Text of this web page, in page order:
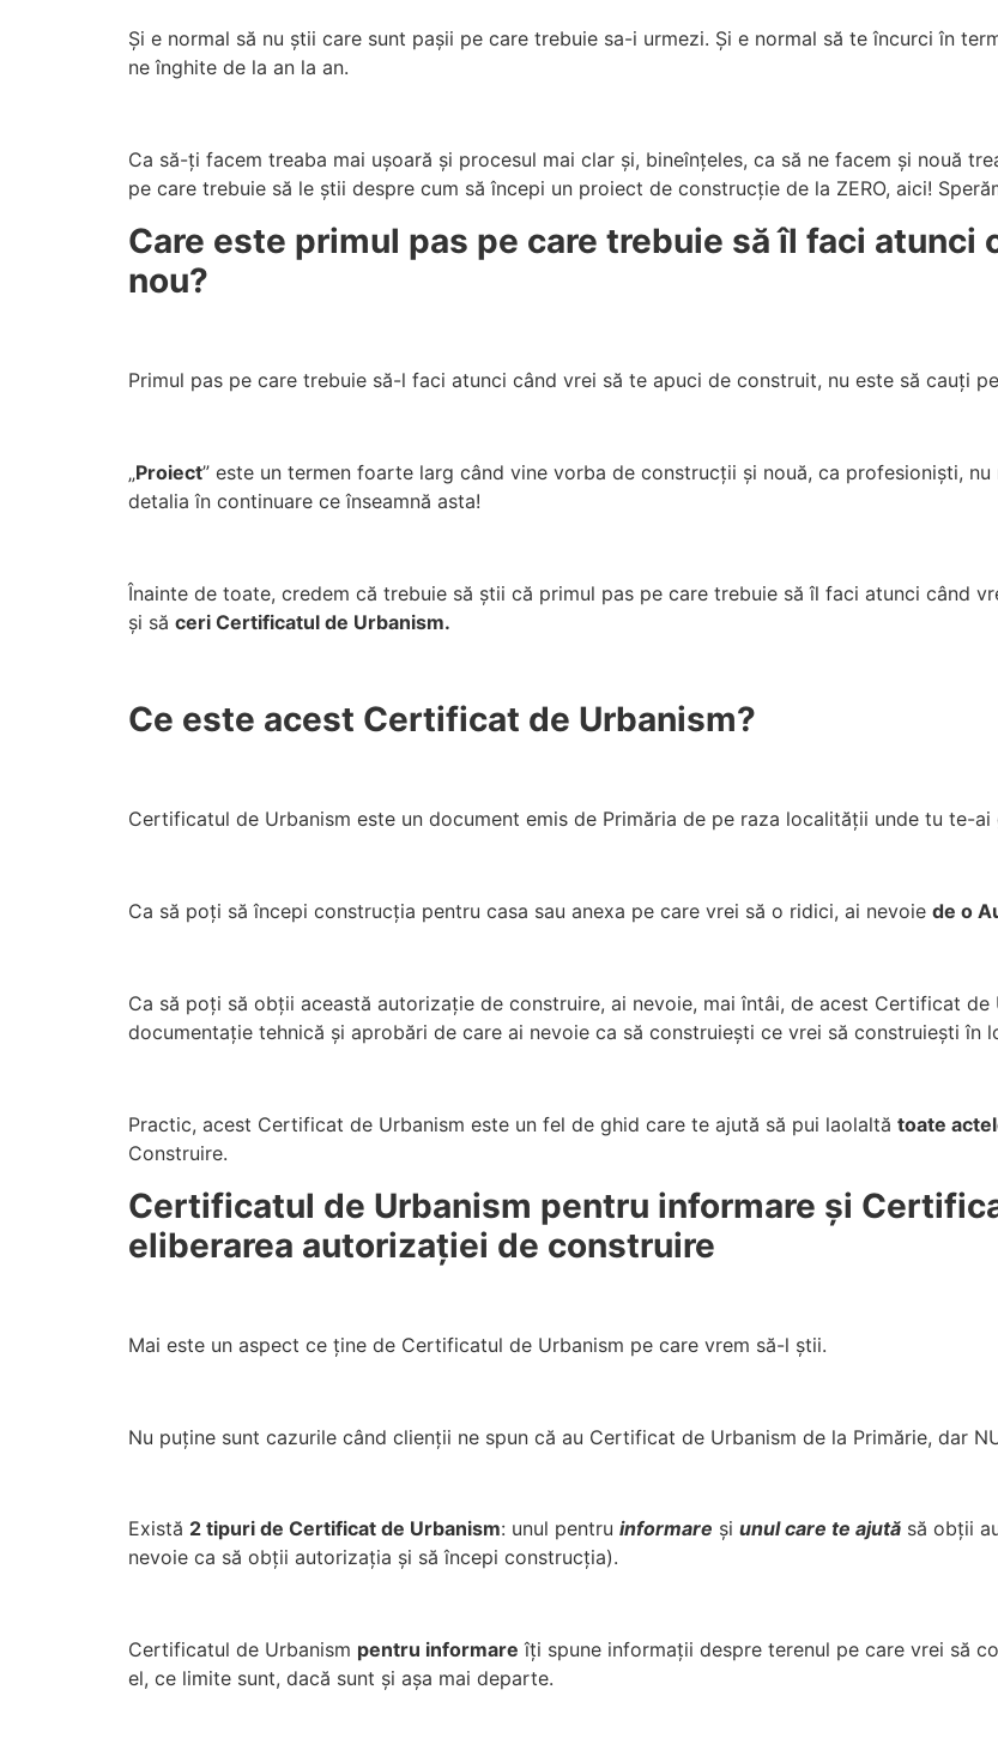
Și e normal să nu știi care sunt pașii pe care trebuie sa-i urmezi. Și e normal să te încurci în
ne înghite de la an la an.
Ca să-ți facem treaba mai ușoară și procesul mai clar și, bineînțeles, ca să ne facem și nouă
pe care trebuie să le știi despre cum să începi un proiect de construcție de la ZERO, aici!
Care este primul pas pe care trebuie să îl faci atunci
nou?
Primul pas pe care trebuie să-l faci atunci când vrei să te apuci de construit, nu este să cauți
„Proiect” este un termen foarte larg când vine vorba de construcții și nouă, ca profesioniști,
detalia în continuare ce înseamnă asta!
Înainte de toate, credem că trebuie să știi că primul pas pe care trebuie să îl faci atunci când
și să ceri Certificatul de Urbanism.
Ce este acest Certificat de Urbanism?
Certificatul de Urbanism este un document emis de Primăria de pe raza localității unde tu te-
Ca să poți să începi construcția pentru casa sau anexa pe care vrei să o ridici, ai nevoie de o
Ca să poți să obții această autorizație de construire, ai nevoie, mai întâi, de acest Certificat
documentație tehnică și aprobări de care ai nevoie ca să construiești ce vrei să construiești în
Practic, acest Certificat de Urbanism este un fel de ghid care te ajută să pui laolaltă toate
Construire.
Certificatul de Urbanism pentru informare și
eliberarea autorizației de construire
Mai este un aspect ce ține de Certificatul de Urbanism pe care vrem să-l știi.
Nu puține sunt cazurile când clienții ne spun că au Certificat de Urbanism de la Primărie, dar
Există 2 tipuri de Certificat de Urbanism: unul pentru informare și unul care te ajută să obții
nevoie ca să obții autorizația și să începi construcția).
Certificatul de Urbanism pentru informare îți spune informații despre terenul pe care vrei să
el, ce limite sunt, dacă sunt și așa mai departe.